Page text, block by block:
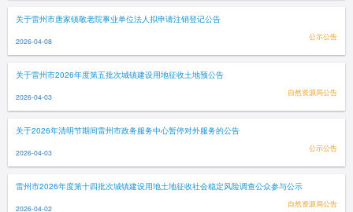
关于雷州市唐家镇敬老院事业单位法人拟申请注销登记公告
2026-04-08 公示公告
关于雷州市2026年度第五批次城镇建设用地征收土地预公告
2026-04-03 自然资源局公告
关于2026年清明节期间雷州市政务服务中心暂停对外服务的公告
2026-04-03 公示公告
雷州市2026年度第十四批次城镇建设用地土地征收社会稳定风险调查公众参与公示
2026-04-02 自然资源局公告